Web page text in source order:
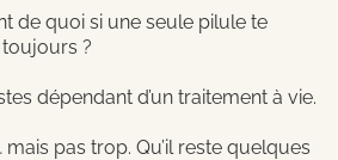
de quoi si une seule pilule te
?
dépendant d’un traitement à vie.
pas trop. Qu’il reste quelques